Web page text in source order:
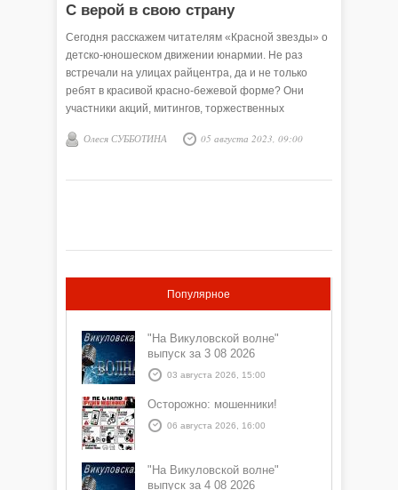
С верой в свою страну
Сегодня расскажем читателям «Красной звезды» о
детско-юношеском движении юнармии. Не раз
встречали на улицах райцентра, да и не только
ребят в красивой красно-бежевой форме? Они
участники акций, митингов, торжественных
чём их ценности, и какие знания и мысли хотят
Олеся СУББОТИНА 05 августа 2023, 09:00
Популярное
"На Викуловской волне"
выпуск за 3 08 2026
03 августа 2026, 15:00
Осторожно: мошенники!
06 августа 2026, 16:00
"На Викуловской волне"
выпуск за 4 08 2026